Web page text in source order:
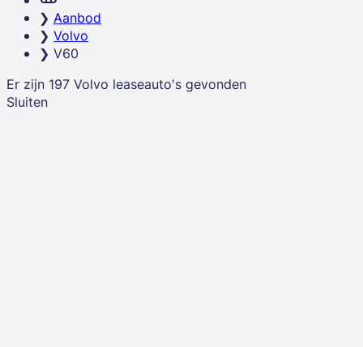
andere zakelijke rijders die regelmatig klanten bezoeken.
Met financial lease spreid je de investering over een
vaste looptijd en ben je direct economisch eigenaar van
Aanbod
Volvo
V60
Er zijn 197 Volvo leaseauto's gevonden
Sluiten